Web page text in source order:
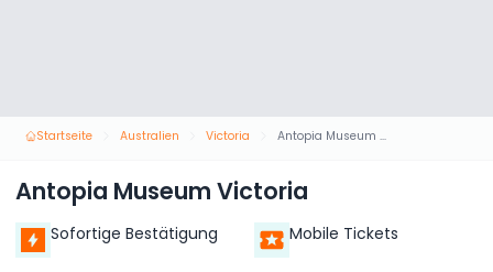
Startseite Australien Victoria Antopia Museum Victoria
Antopia Museum Victoria
Sofortige Bestätigung Mobile Tickets